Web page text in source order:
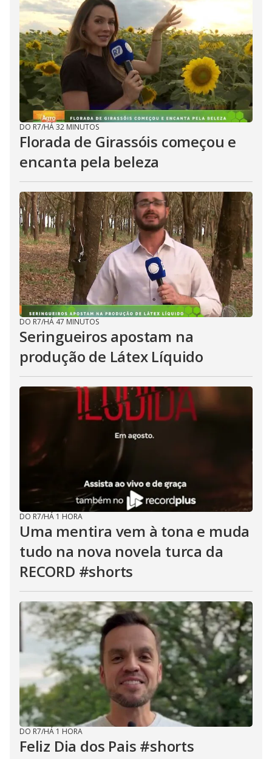
DO R7/HÁ 32 MINUTOS
Florada de Girassóis começou e
encanta pela beleza
DO R7/HÁ 47 MINUTOS
Seringueiros apostam na
produção de Látex Líquido
DO R7/HÁ 1 HORA
Uma mentira vem à tona e muda
tudo na nova novela turca da
RECORD #shorts
DO R7/HÁ 1 HORA
Feliz Dia dos Pais #shorts